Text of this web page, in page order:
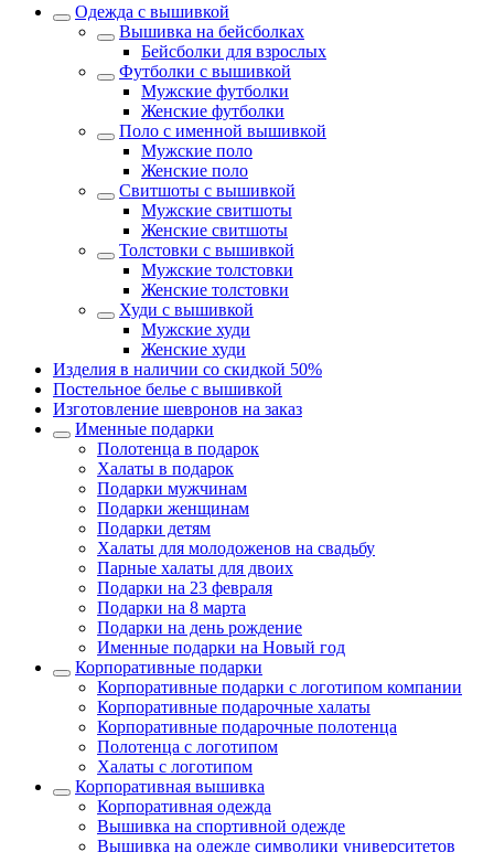
Одежда с вышивкой
Вышивка на бейсболках
Бейсболки для взрослых
Футболки с вышивкой
Мужские футболки
Женские футболки
Поло с именной вышивкой
Мужские поло
Женские поло
Свитшоты с вышивкой
Мужские свитшоты
Женские свитшоты
Толстовки с вышивкой
Мужские толстовки
Женские толстовки
Худи с вышивкой
Мужские худи
Женские худи
Изделия в наличии со скидкой 50%
Постельное белье с вышивкой
Изготовление шевронов на заказ
Именные подарки
Полотенца в подарок
Халаты в подарок
Подарки мужчинам
Подарки женщинам
Подарки детям
Халаты для молодоженов на свадьбу
Парные халаты для двоих
Подарки на 23 февраля
Подарки на 8 марта
Подарки на день рождение
Именные подарки на Новый год
Корпоративные подарки
Корпоративные подарки с логотипом компании
Корпоративные подарочные халаты
Корпоративные подарочные полотенца
Полотенца с логотипом
Халаты с логотипом
Корпоративная вышивка
Корпоративная одежда
Вышивка на спортивной одежде
Вышивка на одежде символики университетов